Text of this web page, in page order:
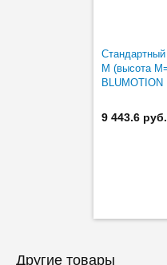
M (высота
BLUMOTION
9 443.6 руб.
Другие товары